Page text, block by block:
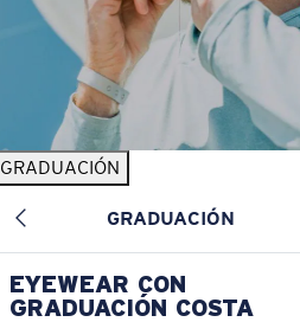
GRADUACIÓN
GRADUACIÓN
EYEWEAR CON
GRADUACIÓN COSTA